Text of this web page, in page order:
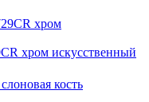
хром искусственный